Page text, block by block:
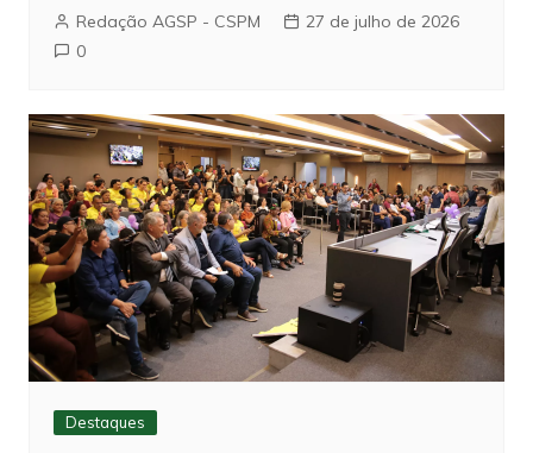
Redação AGSP - CSPM
27 de julho de 2026
0
Destaques